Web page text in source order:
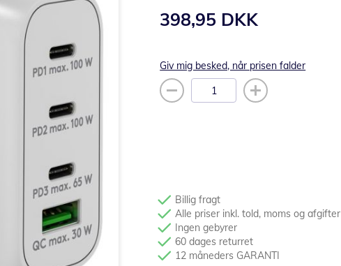
398,95 DKK
Giv mig besked, når prisen falder
Billig fragt
Alle priser inkl. told, moms og afgifter
Ingen gebyrer
60 dages returret
12 måneders GARANTI